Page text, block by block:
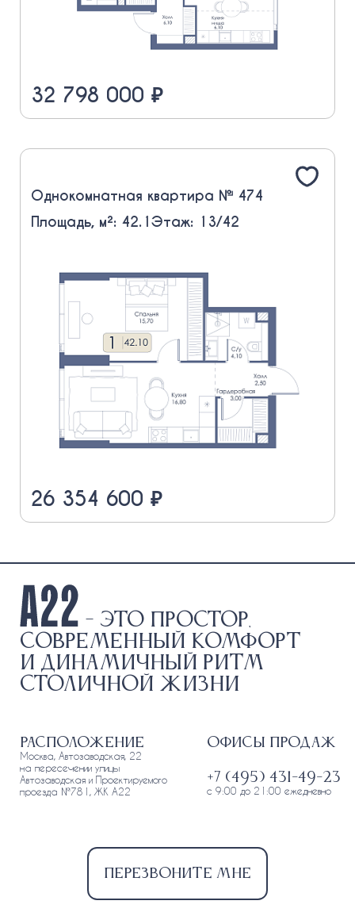
32 798 000 ₽
Однокомнатная квартира № 474
Площадь, м²: 42.1Этаж: 13/42
26 354 600 ₽
- это простор,
современный комфорт
и динамичный ритм
столичной жизни
Расположение
Москва, Автозаводская, 22
на пересечении улицы
Автозаводская и Проектируемого
проезда №781, ЖК А22
Офисы продаж
+7 (495) 431-49-23
с 9:00 до 21:00 ежедневно
Перезвоните мне